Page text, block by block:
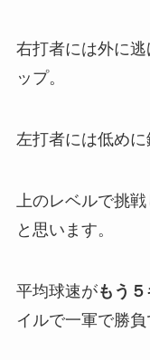
右打者には外に
ップ。
左打者には低めに
上のレベルで挑
と思います。
平均球速がもう
イルで一軍で勝負